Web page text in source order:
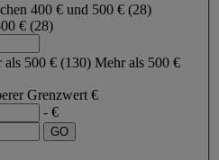
400 € und 500 € (28)
€ (28)
als 500 € (130) Mehr als 500 €
Grenzwert €
- €